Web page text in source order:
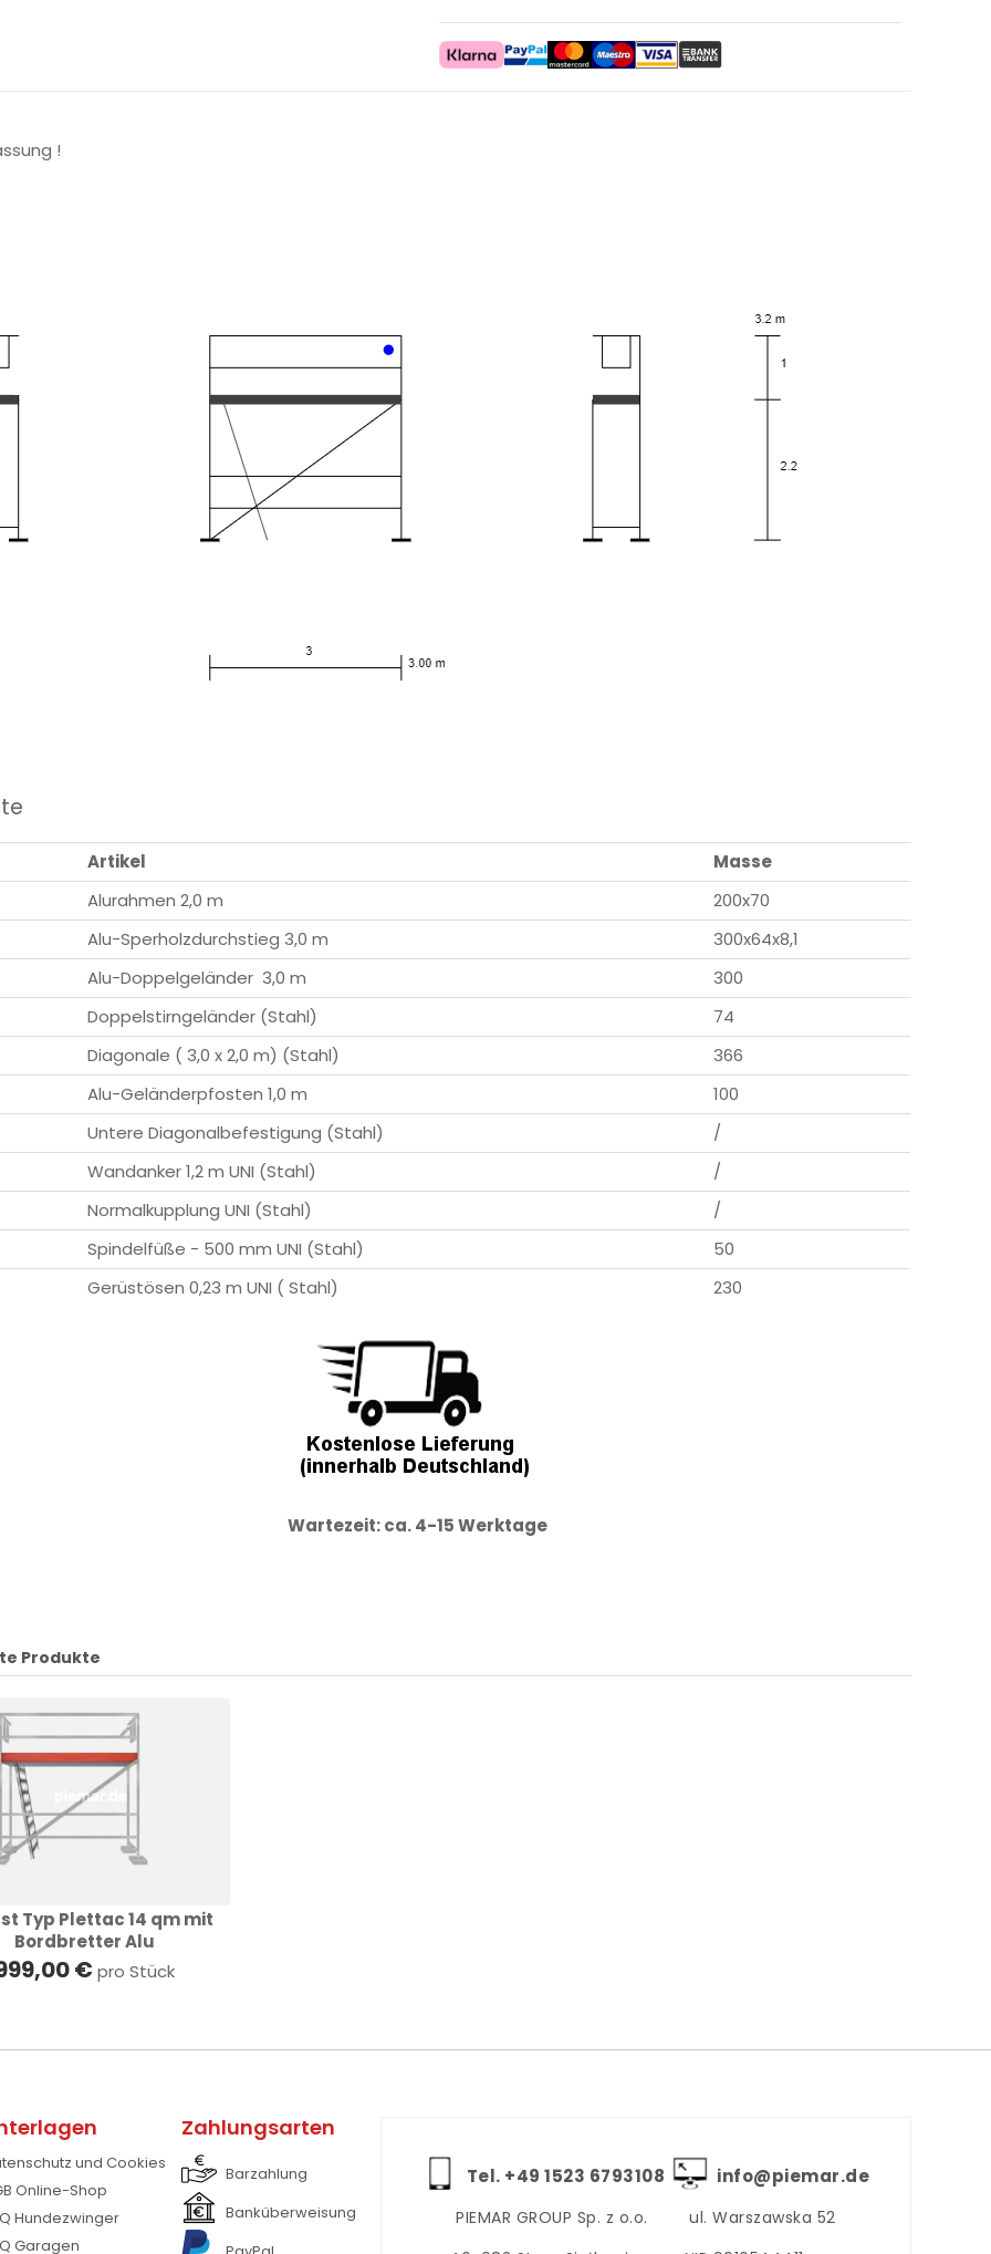
!
Artikel
Masse
Alurahmen 2,0 m
200x70
Alu-Sperholzdurchstieg 3,0 m
300x64x8,1
Alu-Doppelgeländer 3,0 m
300
Doppelstirngeländer (Stahl)
74
Diagonale ( 3,0 x 2,0 m) (Stahl)
366
Alu-Geländerpfosten 1,0 m
100
Untere Diagonalbefestigung (Stahl)
/
Wandanker 1,2 m UNI (Stahl)
/
Normalkupplung UNI (Stahl)
/
Spindelfüße - 500 mm UNI (Stahl)
50
Gerüstösen 0,23 m UNI ( Stahl) 230
Wartezeit: ca. 4-15 Werktage
Produkte
Typ Plettac 14 qm mit
Bordbretter Alu
€ pro Stück
und Cookies
Online-Shop
Hundezwinger
Garagen
Zahlungsarten
Barzahlung
Banküberweisung
Tel. +‪49 1523 6793108 info@piemar.de
PIEMAR GROUP Sp. z o.o.
ul. Warszawska 52